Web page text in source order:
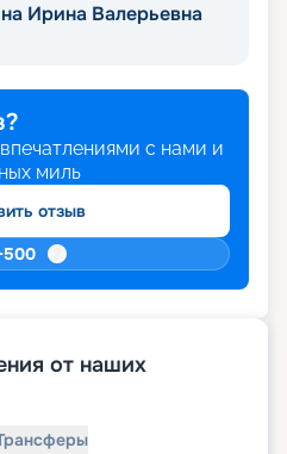
Ирина Валерьевна
с нами и
миль
отзыв
500
от наших